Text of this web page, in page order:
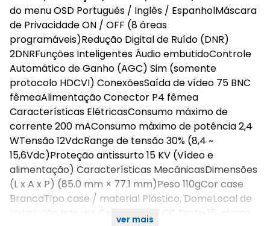
do menu OSD Português / Inglês / EspanholMáscara
de Privacidade ON / OFF (8 áreas
programáveis)Redução Digital de Ruído (DNR)
2DNRFunções Inteligentes Áudio embutidoControle
Automático de Ganho (AGC) Sim (somente
protocolo HDCVI) ConexõesSaída de vídeo 75 BNC
fêmeaAlimentação Conector P4 fêmea
Características ElétricasConsumo máximo de
corrente 200 mAConsumo máximo de potência 2,4
WTensão 12VdcRange de tensão 30% (8,4 ~
15,6Vdc)Proteção antissurto 15 KV (Vídeo e
alimentação) Características MecânicasDimensões
(L x A x P) (85.0 mm × 77.1 mm)Peso 110gCor case
BrancaTipo case / material Plástico, DomeLocal de
instalação Interno CertificadosFCC Parte 15, classe
ver mais